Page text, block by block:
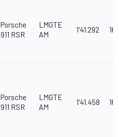
Porsche
911 RSR
LMGTE
AM
1'41.292
Porsche
911 RSR
LMGTE
AM
1'41.458